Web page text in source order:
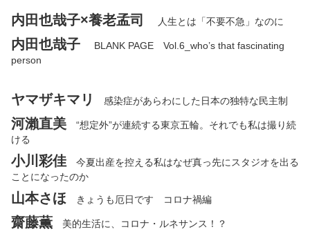
内田也哉子×養老孟司 人生とは「不要不急」なのに
内田也哉子
BLANK PAGE Vol.6_who’s that fascinating
person
ヤマザキマリ 感染症があらわにした日本の独特な民主制
河瀨直美 “想定外”が連続する東京五輪。それでも私は撮り続
ける
小川彩佳 今夏出産を控える私はなぜ真っ先にスタジオを出る
ことになったのか
山本さほ きょうも厄日です コロナ禍編
齋藤薫 美的生活に、コロナ・ルネサンス！？